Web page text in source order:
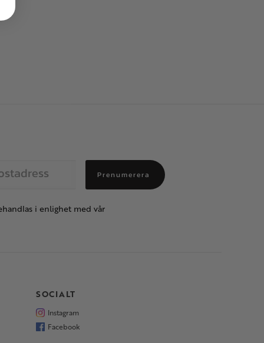
Prenumerera
i enlighet med vår
SOCIALT
Instagram
Facebook